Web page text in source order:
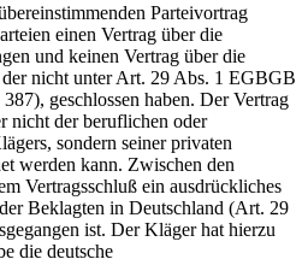
Parteivortrag
einen Vertrag über die
und keinen Vertrag über die
nicht unter Art. 29 Abs. 1 EGBGB
geschlossen haben. Der Vertrag
nicht der beruflichen oder
sondern seiner privaten
werden kann. Zwischen den
Vertragsschluß ein ausdrückliches
Beklagten in Deutschland (Art. 29
ist. Der Kläger hat hierzu
die deutsche